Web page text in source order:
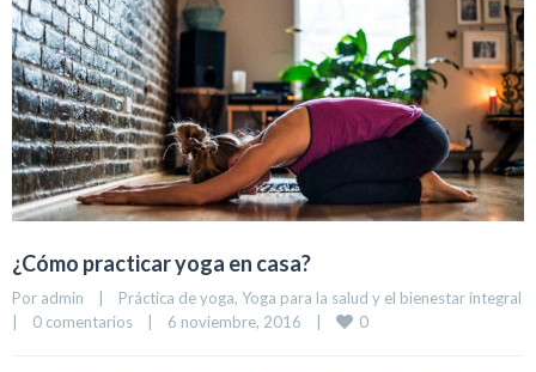
¿Cómo practicar yoga en casa?
Por admin Práctica de yoga, Yoga para la salud y el bienestar integral
0 comentarios 6 noviembre, 2016 0